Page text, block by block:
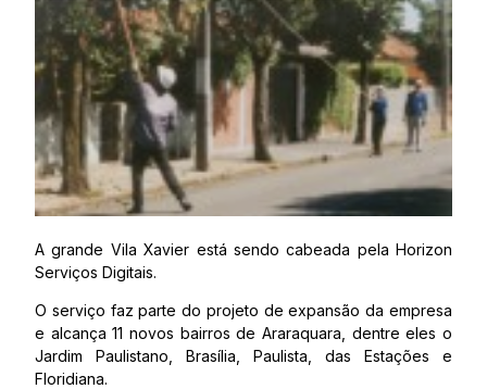
A grande Vila Xavier está sendo cabeada pela Horizon
Serviços Digitais.
O serviço faz parte do projeto de expansão da empresa
e alcança 11 novos bairros de Araraquara, dentre eles o
Jardim Paulistano, Brasília, Paulista, das Estações e
Floridiana.